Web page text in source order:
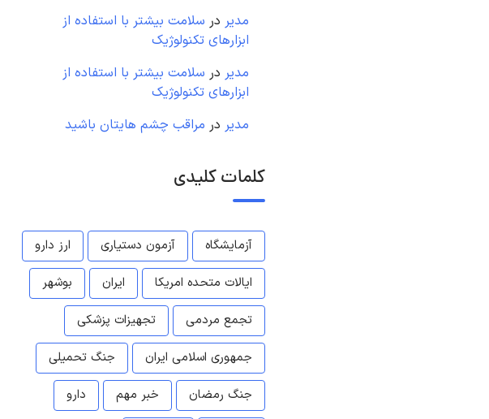
مدیر در سلامت بیشتر با استفاده از
ابزارهای تکنولوژیک
مدیر در سلامت بیشتر با استفاده از
ابزارهای تکنولوژیک
مدیر در مراقب چشم هایتان باشید
کلمات کلیدی
آزمایشگاه آزمون دستیاری
ارز دارو
ایالات متحده امریکا
ایران
بوشهر
تجمع مردمی
تجهیزات پزشکی
جمهوری اسلامی ایران
جنگ تحمیلی
جنگ رمضان
خبر مهم
دارو